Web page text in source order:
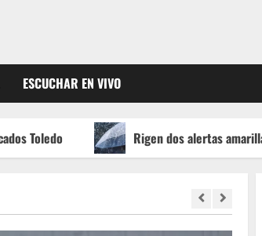
ESCUCHAR EN VIVO
Rigen dos alertas amarillas por